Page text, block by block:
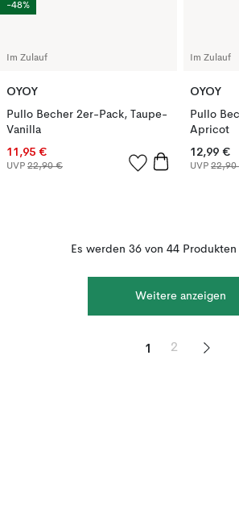
Im Zulauf
OYOY
Pullo Becher 2er-Pack, Taupe-
Vanilla
11,95 €
UVP 22,90 €
-48%
Im Zulauf
OYOY
Pullo
Apricot
12,99 €
UVP 22,90
Es werden 36 von 44
Weitere anzeigen
1 2